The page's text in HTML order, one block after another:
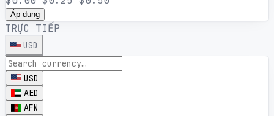
Áp dụng
TRỰC TIẾP
USD
USD
AED
AFN